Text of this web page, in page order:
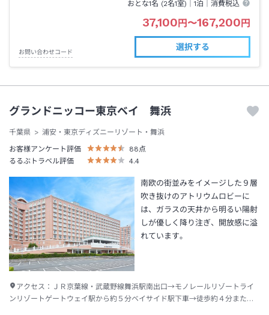
おとな1名 (2名1室)｜1泊 ｜消費税込
37,100円〜167,200円
お問い合わせコード
選択する
グランドニッコー東京ベイ 舞浜
千葉県
浦安・東京ディズニーリゾート・舞浜
お客様アンケート評価
88点
るるぶトラベル評価
4.4
南欧の街並みをイメージした９層
吹き抜けのアトリウムロビーに
は、ガラスの天井から明るい陽射
しが優しく降り注ぎ、開放感に溢
れています。
アクセス： ＪＲ京葉線・武蔵野線舞浜駅南出口→モノレールリゾートライ
ンリゾートゲートウェイ駅から約５分ベイサイド駅下車→徒歩約４分または